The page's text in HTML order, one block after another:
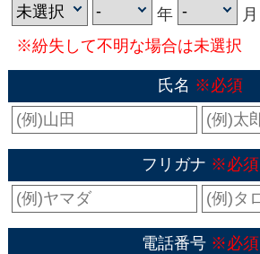
年 月
※紛失して不明な場合は未選択
氏名 ※必須
フリガナ ※必須
電話番号 ※必須